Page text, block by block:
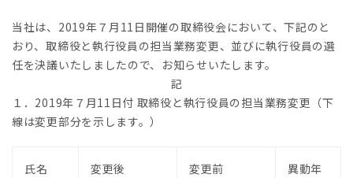
当社は、2019年７月11日開催の取締役会において、下記のと
おり、取締役と執行役員の担当業務変更、並びに執行役員の選
任を決議いたしましたので、お知らせいたします。
記
１．2019年７月11日付 取締役と執行役員の担当業務変更（下
線は変更部分を示します。）
氏名 変更後 変更前
異動年